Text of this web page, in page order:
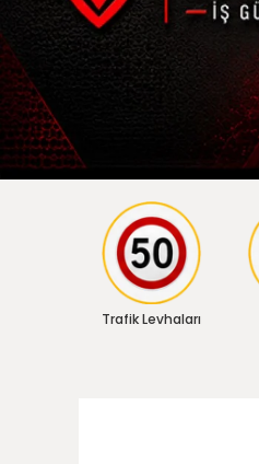
Trafik Levhaları